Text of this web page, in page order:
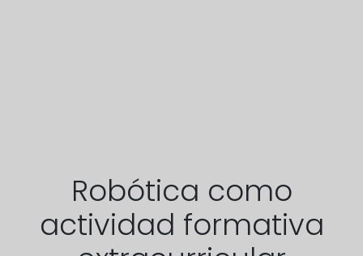
Robótica como
actividad formativa